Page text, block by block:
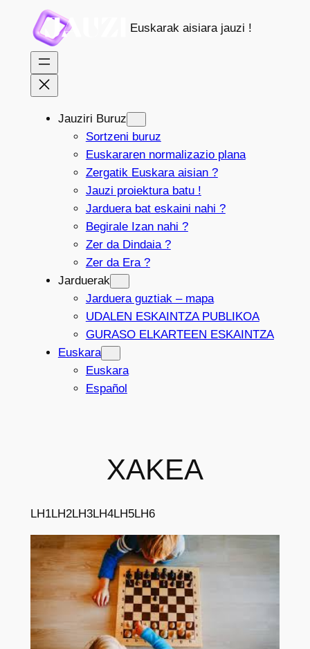
edukira
Euskarak aisiara jauzi !
Jauziri Buruz
Sortzeni buruz
Euskararen normalizazio plana
Zergatik Euskara aisian ?
Jauzi proiektura batu !
Jarduera bat eskaini nahi ?
Begirale Izan nahi ?
Zer da Dindaia ?
Zer da Era ?
Jarduerak
Jarduera guztiak – mapa
UDALEN ESKAINTZA PUBLIKOA
GURASO ELKARTEEN ESKAINTZA
Euskara
Euskara
Español
XAKEA
LH1LH2LH3LH4LH5LH6